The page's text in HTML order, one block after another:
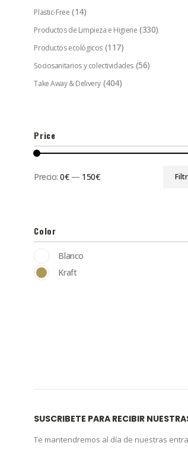
Plastic-Free (14)
Productos de Limpieza e Higiene (330)
Productos ecológicos (117)
Sociosanitarios y colectividades (56)
Take Away & Delivery (404)
Price
Precio:0€— 150€
Color
Blanco
Kraft
SUSCRIBETE PARA RECIBIR
Te mantendremos al día de nuestras